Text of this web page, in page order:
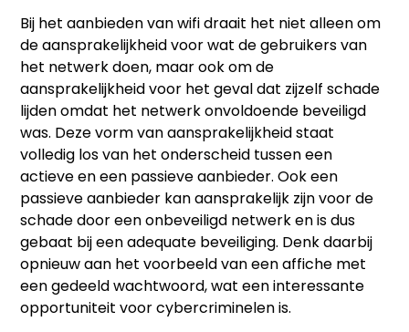
Bij het aanbieden van wifi draait het niet alleen om
de aansprakelijkheid voor wat de gebruikers van
het netwerk doen, maar ook om de
aansprakelijkheid voor het geval dat zijzelf schade
lijden omdat het netwerk onvoldoende beveiligd
was. Deze vorm van aansprakelijkheid staat
volledig los van het onderscheid tussen een
actieve en een passieve aanbieder. Ook een
passieve aanbieder kan aansprakelijk zijn voor de
schade door een onbeveiligd netwerk en is dus
gebaat bij een adequate beveiliging. Denk daarbij
opnieuw aan het voorbeeld van een affiche met
een gedeeld wachtwoord, wat een interessante
opportuniteit voor cybercriminelen is.